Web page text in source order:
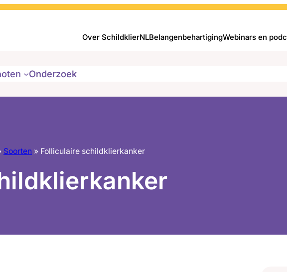
Over SchildklierNLBelangenbehartigingWebinars en
Onderzoek
Soorten » Folliculaire schildklierkanker